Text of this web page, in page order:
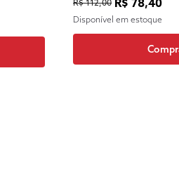
R$ 112,00 R$ 78,40
Disponível em estoque